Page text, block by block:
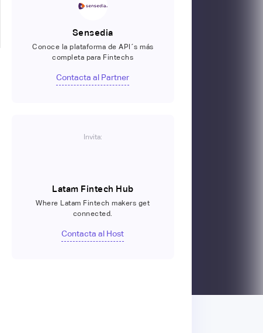
Sensedia
Conoce la plataforma de API´s más
completa para Fintechs
Contacta al Partner
Invita:
Latam Fintech Hub
Where Latam Fintech makers get
connected.
Contacta al Host